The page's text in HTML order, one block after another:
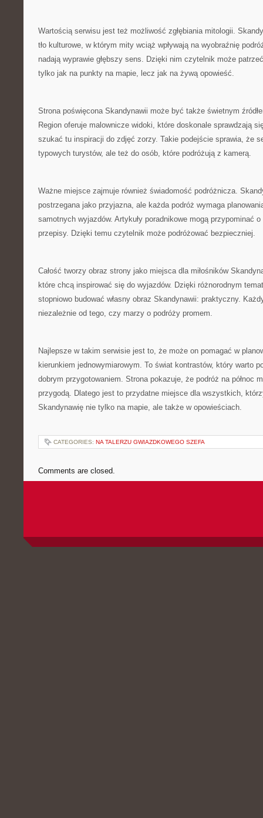
Wartością serwisu jest też możliwość zgłębiania mitologii.
tło kulturowe, w którym mity wciąż wpływają na wyobraźnię
nadają wyprawie głębszy sens. Dzięki nim czytelnik może
tylko jak na punkty na mapie, lecz jak na żywą opowieść.
Strona poświęcona Skandynawii może być także świetnym
Region oferuje malownicze widoki, które doskonale sprawdzają
szukać tu inspiracji do zdjęć zorzy. Takie podejście sprawia, że
typowych turystów, ale też do osób, które podróżują z kamerą.
Ważne miejsce zajmuje również świadomość podróżnicza.
postrzegana jako przyjazna, ale każda podróż wymaga
samotnych wyjazdów. Artykuły poradnikowe mogą przypominać
przepisy. Dzięki temu czytelnik może podróżować bezpieczniej.
Całość tworzy obraz strony jako miejsca dla miłośników
które chcą inspirować się do wyjazdów. Dzięki różnorodnym
stopniowo budować własny obraz Skandynawii: praktyczny.
niezależnie od tego, czy marzy o podróży promem.
Najlepsze w takim serwisie jest to, że może on pomagać w
kierunkiem jednowymiarowym. To świat kontrastów, który warto
dobrym przygotowaniem. Strona pokazuje, że podróż na północ
przygodą. Dlatego jest to przydatne miejsce dla wszystkich,
Skandynawię nie tylko na mapie, ale także w opowieściach.
CATEGORIES: NA TALERZU GWIAZDKOWEGO SZEFA
Comments are closed.